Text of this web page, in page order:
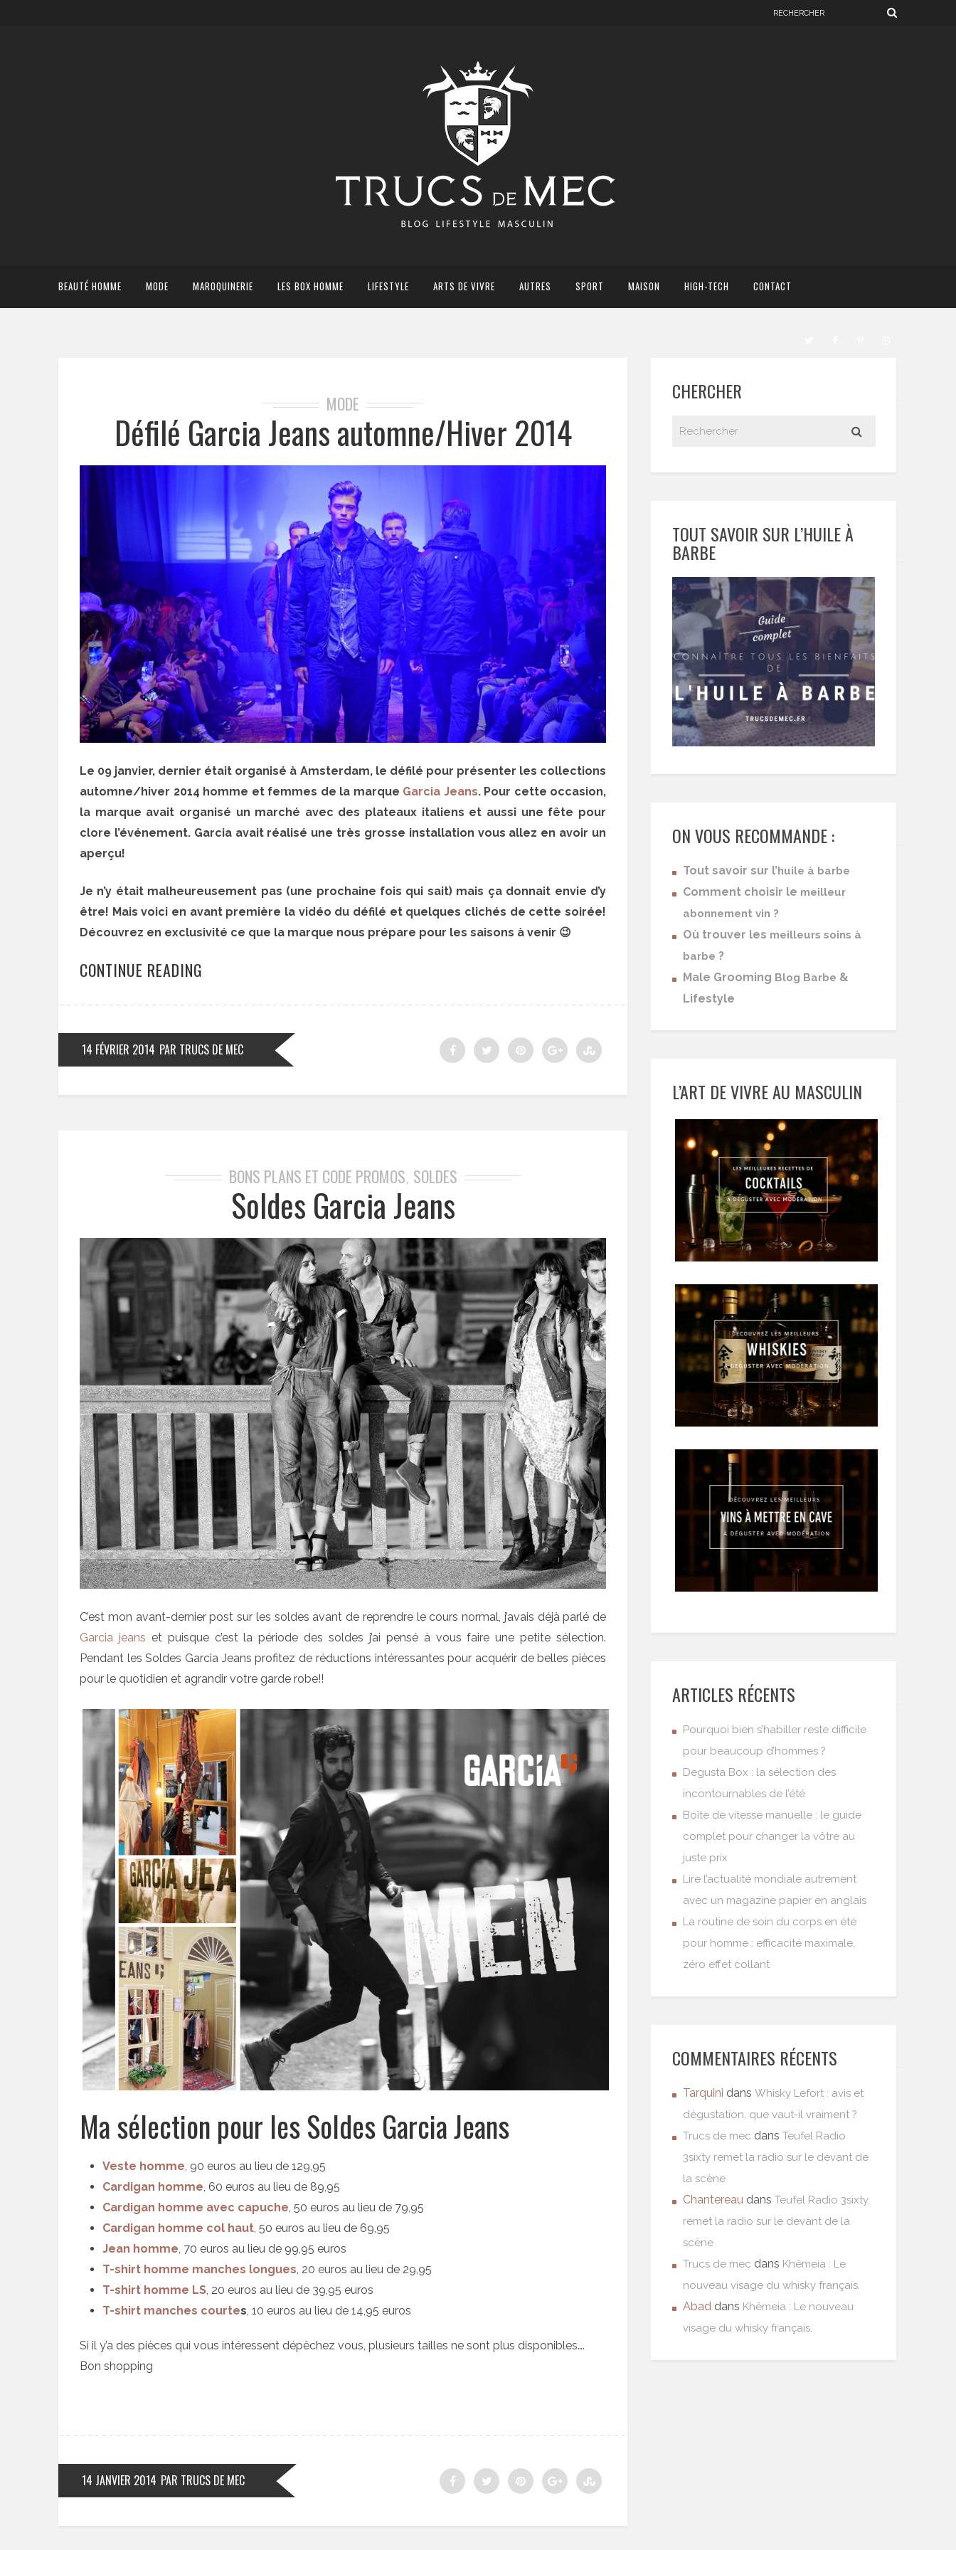
BEAUTÉ HOMME MODE MAROQUINERIE LES BOX HOMME LIFESTYLE ARTS DE VIVRE AUTRES SPORT MAISON HIGH-TECH CONTACT
MODE
Défilé Garcia Jeans automne/Hiver 2014
Le 09 janvier, dernier était organisé à Amsterdam, le défilé pour présenter les collections
automne/hiver 2014 homme et femmes de la marque Garcia Jeans. Pour cette occasion,
la marque avait organisé un marché avec des plateaux italiens et aussi une fête pour
clore l’événement. Garcia avait réalisé une très grosse installation vous allez en avoir un
aperçu!
Je n’y était malheureusement pas (une prochaine fois qui sait) mais ça donnait envie d’y
être! Mais voici en avant première la vidéo du défilé et quelques clichés de cette soirée!
Découvrez en exclusivité ce que la marque nous prépare pour les saisons à venir 😉
CONTINUE READING
14 FÉVRIER 2014 PAR TRUCS DE MEC
BONS PLANS ET CODE PROMOS, SOLDES
Soldes Garcia Jeans
C’est mon avant-dernier post sur les soldes avant de reprendre le cours normal, j’avais déjà parlé de
Garcia jeans et puisque c’est la période des soldes j’ai pensé à vous faire une petite sélection.
Pendant les Soldes Garcia Jeans profitez de réductions intéressantes pour acquérir de belles pièces
pour le quotidien et agrandir votre garde robe!!
Ma sélection pour les Soldes Garcia Jeans
Veste homme, 90 euros au lieu de 129,95
Cardigan homme, 60 euros au lieu de 89,95
Cardigan homme avec capuche, 50 euros au lieu de 79,95
Cardigan homme col haut, 50 euros au lieu de 69,95
Jean homme, 70 euros au lieu de 99,95 euros
T-shirt homme manches longues, 20 euros au lieu de 29,95
T-shirt homme LS, 20 euros au lieu de 39,95 euros
T-shirt manches courtes, 10 euros au lieu de 14,95 euros
Si il y’a des pièces qui vous intéressent dépêchez vous, plusieurs tailles ne sont plus disponibles….
Bon shopping
14 JANVIER 2014 PAR TRUCS DE MEC
CHERCHER
TOUT SAVOIR SUR L’HUILE À
BARBE
ON VOUS RECOMMANDE :
Tout savoir sur l’ huile à barbe
Comment choisir le meilleur
abonnement vin ?
Où trouver les meilleurs soins à
barbe ?
Male Grooming Blog Barbe &
Lifestyle
L’ART DE VIVRE AU MASCULIN
ARTICLES RÉCENTS
Pourquoi bien s’habiller reste difficile
pour beaucoup d’hommes ?
Degusta Box : la sélection des
incontournables de l’été
Boîte de vitesse manuelle : le guide
complet pour changer la vôtre au
juste prix
Lire l’actualité mondiale autrement
avec un magazine papier en anglais
La routine de soin du corps en été
pour homme : efficacité maximale,
zéro effet collant
COMMENTAIRES RÉCENTS
Tarquini dans Whisky Lefort : avis et
dégustation, que vaut-il vraiment ?
Trucs de mec dans Teufel Radio
3sixty remet la radio sur le devant de
la scène
Chantereau dans Teufel Radio 3sixty
remet la radio sur le devant de la
scène
Trucs de mec dans Khêmeia : Le
nouveau visage du whisky français.
Abad dans Khêmeia : Le nouveau
visage du whisky français.